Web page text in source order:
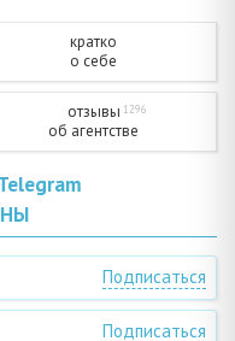
кратко
о себе
отзывы 1296
об агентстве
Подписаться
Подписаться